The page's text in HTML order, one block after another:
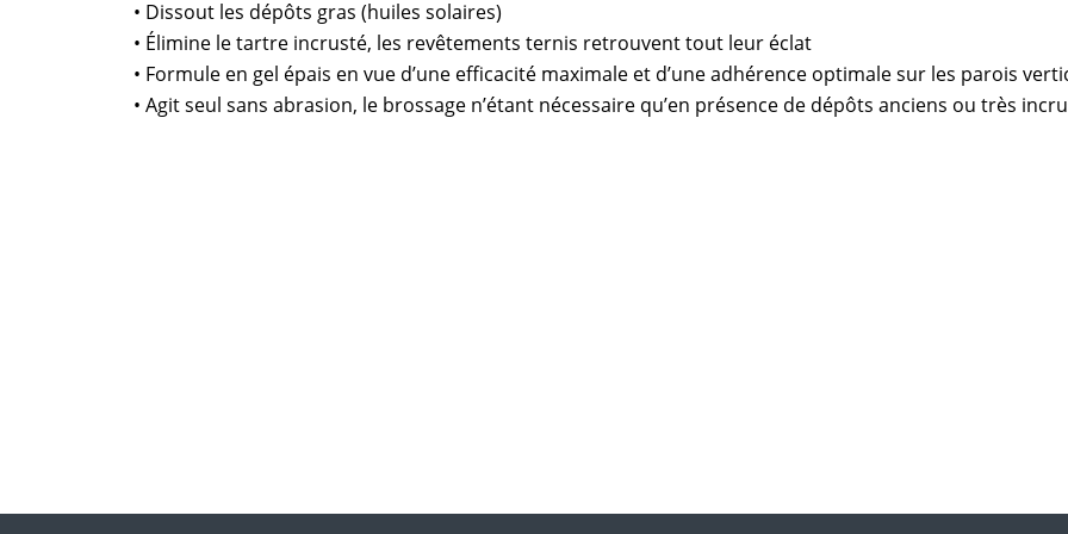
• Dissout les dépôts gras (huiles solaires)
• Élimine le tartre incrusté, les revêtements ternis retrouvent tout leur éclat
• Formule en gel épais en vue d’une efficacité maximale et d’une adhérence optimale sur les parois
• Agit seul sans abrasion, le brossage n’étant nécessaire qu’en présence de dépôts anciens ou très